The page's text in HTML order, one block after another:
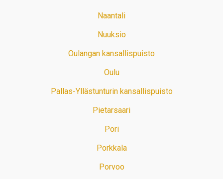
Naantali
Nuuksio
Oulangan kansallispuisto
Oulu
Pallas-Yllästunturin kansallispuisto
Pietarsaari
Pori
Porkkala
Porvoo